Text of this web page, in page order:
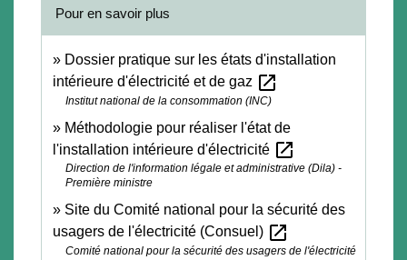
Pour en savoir plus
Dossier pratique sur les états d'installation
intérieure d'électricité et de gaz open_in_new
Institut national de la consommation (INC)
Méthodologie pour réaliser l'état de
l'installation intérieure d'électricité open_in_new
Direction de l'information légale et administrative (Dila) -
Première ministre
Site du Comité national pour la sécurité des
usagers de l'électricité (Consuel) open_in_new
Comité national pour la sécurité des usagers de l'électricité